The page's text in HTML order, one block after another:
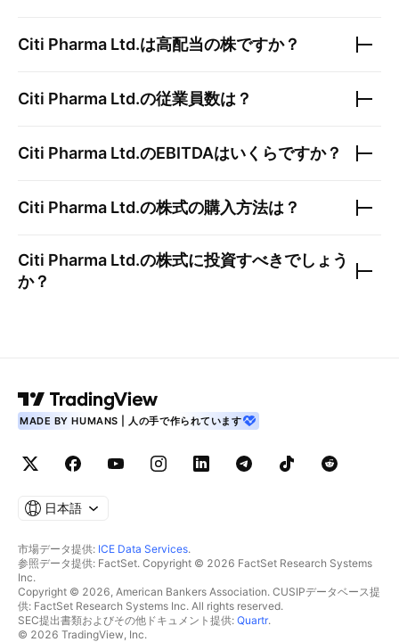
Citi Pharma Ltd.は高配当の株ですか？
Citi Pharma Ltd.の従業員数は？
Citi Pharma Ltd.のEBITDAはいくらですか？
Citi Pharma Ltd.の株式の購入方法は？
Citi Pharma Ltd.の株式に投資すべきでしょう
か？
MADE BY HUMANS | 人の手で作られています
日本語
市場データ提供: ICE Data Services.
参照データ提供: FactSet. Copyright © 2026 FactSet Research Systems
Inc.
Copyright © 2026, American Bankers Association. CUSIPデータベース提
供: FactSet Research Systems Inc. All rights reserved.
SEC提出書類およびその他ドキュメント提供: Quartr.
© 2026 TradingView, Inc.